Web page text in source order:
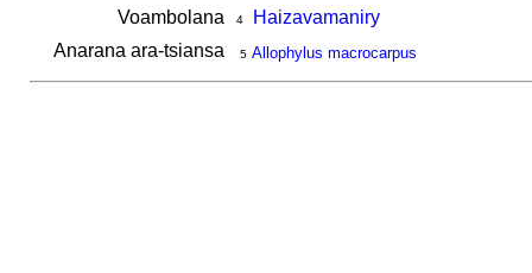
Voambolana 4
Haizavamaniry
Anarana ara-tsiansa
5 Allophylus macrocarpus